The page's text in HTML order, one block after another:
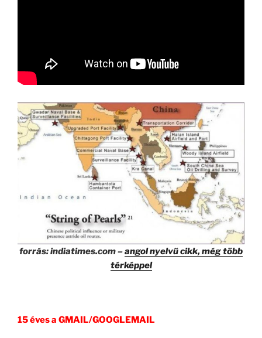
forrás: indiatimes.com –angol nyelvű cikk, még több
térképpel
15 éves a GMAIL/GOOGLEMAIL